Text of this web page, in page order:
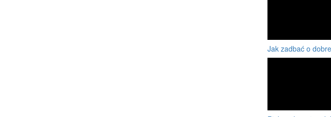
Jak zadbać o